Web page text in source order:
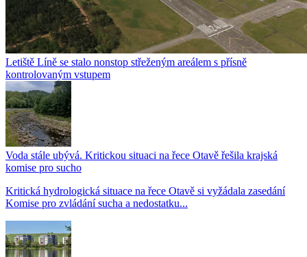
Letiště Líně se stalo nonstop střeženým areálem s přísně
kontrolovaným vstupem
Voda stále ubývá. Kritickou situaci na řece Otavě řešila krajská
komise pro sucho
Kritická hydrologická situace na řece Otavě si vyžádala zasedání
Komise pro zvládání sucha a nedostatku...